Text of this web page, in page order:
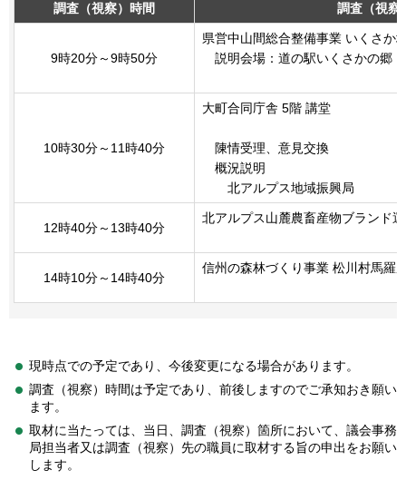
調査（視察）時間 調査（視察
9時20分～9時50分
県営中山間総合整備事業 いくさか
説明会場：道の駅いくさかの郷
10時30分～11時40分
大町合同庁舎 5階 講堂
陳情受理、意見交換
概況説明
北アルプス地域振興局
12時40分～13時40分
北アルプス山麓農畜産物ブランド
14時10分～14時40分
信州の森林づくり事業 松川村馬羅
現時点での予定であり、今後変更になる場合があります。
調査（視察）時間は予定であり、前後しますのでご承知おき願い
ます。
取材に当たっては、当日、調査（視察）箇所において、議会事務
局担当者又は調査（視察）先の職員に取材する旨の申出をお願い
します。